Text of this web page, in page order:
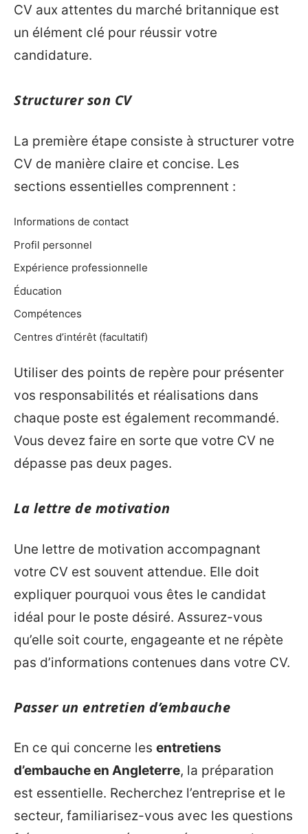
CV aux attentes du marché britannique est
un élément clé pour réussir votre
candidature.
Structurer son CV
La première étape consiste à structurer votre
CV de manière claire et concise. Les
sections essentielles comprennent :
Informations de contact
Profil personnel
Expérience professionnelle
Éducation
Compétences
Centres d’intérêt (facultatif)
Utiliser des points de repère pour présenter
vos responsabilités et réalisations dans
chaque poste est également recommandé.
Vous devez faire en sorte que votre CV ne
dépasse pas deux pages.
La lettre de motivation
Une lettre de motivation accompagnant
votre CV est souvent attendue. Elle doit
expliquer pourquoi vous êtes le candidat
idéal pour le poste désiré. Assurez-vous
qu’elle soit courte, engageante et ne répète
pas d’informations contenues dans votre CV.
Passer un entretien d’embauche
En ce qui concerne les entretiens
d’embauche en Angleterre, la préparation
est essentielle. Recherchez l’entreprise et le
secteur, familiarisez-vous avec les questions